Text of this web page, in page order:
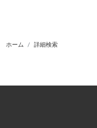
ホーム 詳細検索